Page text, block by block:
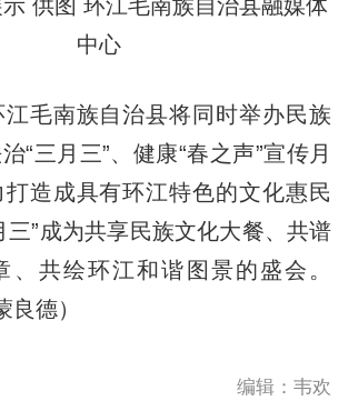
供图 环江毛南族自治县融媒体
中心
南族自治县将同时举办民族
“三月三”、健康“春之声”宣传月
造成具有环江特色的文化惠民
三”成为共享民族文化大餐、共谱
、共绘环江和谐图景的盛会。
良德）
编辑：韦欢